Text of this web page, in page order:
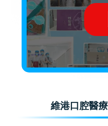
維港口腔醫